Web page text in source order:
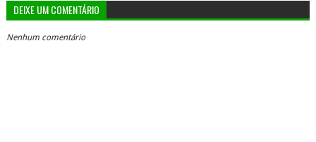
DEIXE UM COMENTÁRIO
Nenhum comentário